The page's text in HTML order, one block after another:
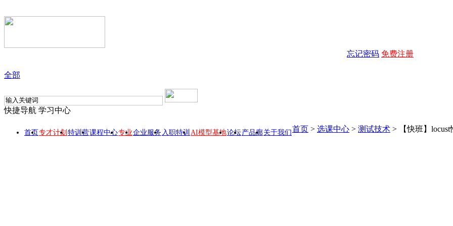
忘记密码 免费注册
全部
快捷导航 学习中心
首页专才计划 特训营课程中心专业企业服务 入职特训 AI模型基地论坛产品廊关于我们首页 > 选课中心 > 测试技术 > 【快班】